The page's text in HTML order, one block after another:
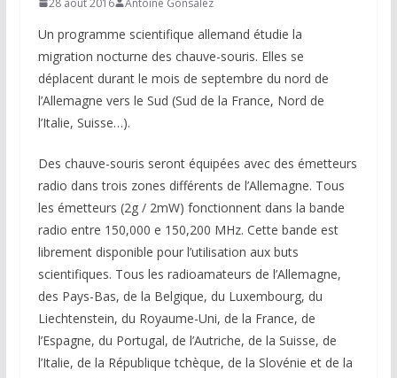
Un programme scientifique allemand étudie la
migration nocturne des chauve-souris. Elles se
déplacent durant le mois de septembre du nord de
l’Allemagne vers le Sud (Sud de la France, Nord de
l’Italie, Suisse…).
Des chauve-souris seront équipées avec des émetteurs
radio dans trois zones différents de l’Allemagne. Tous
les émetteurs (2g / 2mW) fonctionnent dans la bande
radio entre 150,000 e 150,200 MHz. Cette bande est
librement disponible pour l’utilisation aux buts
scientifiques. Tous les radioamateurs de l’Allemagne,
des Pays-Bas, de la Belgique, du Luxembourg, du
Liechtenstein, du Royaume-Uni, de la France, de
l’Espagne, du Portugal, de l’Autriche, de la Suisse, de
l’Italie, de la République tchèque, de la Slovénie et de la